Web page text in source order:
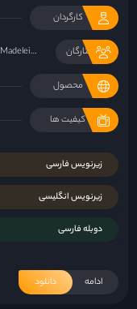
کارگردان
ستارگان Madeleine Yuna Voyles Ralph
محصول
کیفیت ها
زیرنویس فارسی
زیرنویس انگلیسی
دوبله فارسی
ادامه دانلود